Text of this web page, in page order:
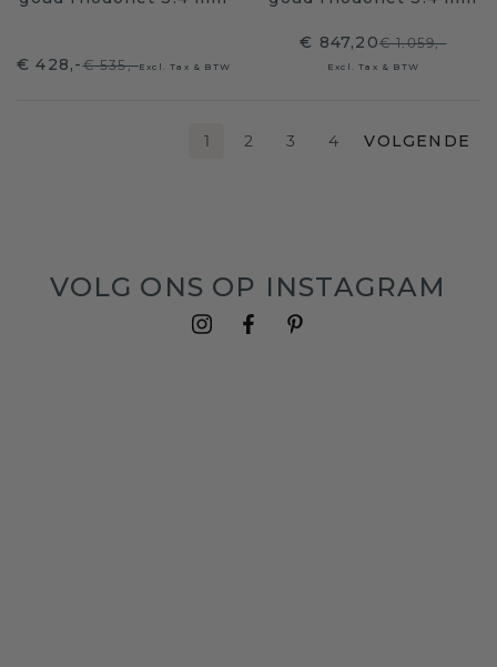
€ 428,-€ 535,-Excl. Tax & BTW
€ 847,20€ 1.059,-
Excl. Tax & BTW
1 2 3 4 VOLGENDE
VOLG ONS OP INSTAGRAM